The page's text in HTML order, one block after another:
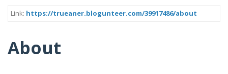
Link: https://trueaner.blogunteer.com/39917486/about
About